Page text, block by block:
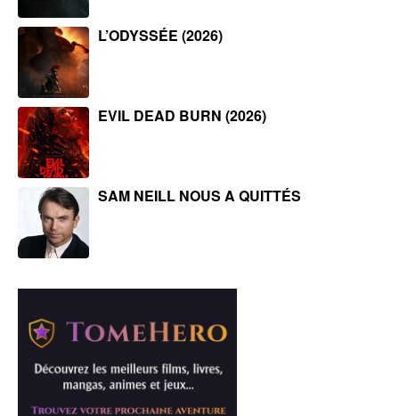
L’ODYSSÉE (2026)
EVIL DEAD BURN (2026)
SAM NEILL NOUS A QUITTÉS